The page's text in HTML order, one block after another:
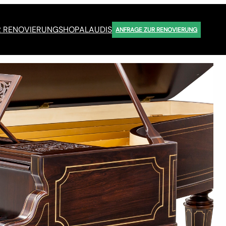
RENOVIERUNGSHOPALAUDIS ANFRAGE ZUR RENOVIERUNG